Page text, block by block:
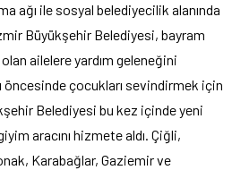
ağı ile sosyal belediyecilik alanında
Büyükşehir Belediyesi, bayram
ailelere yardım geleneğini
öncesinde çocukları sevindirmek için
Belediyesi bu kez içinde yeni
aracını hizmete aldı. Çiğli,
Karabağlar, Gaziemir ve